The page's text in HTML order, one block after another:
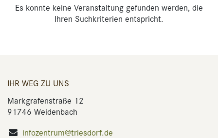
Es konnte keine Veranstaltung gefunden werden, die
Ihren Suchkriterien entspricht.
IHR WEG ZU UNS
Markgrafenstraße 12
91746 Weidenbach
infozentrum@triesdorf.de